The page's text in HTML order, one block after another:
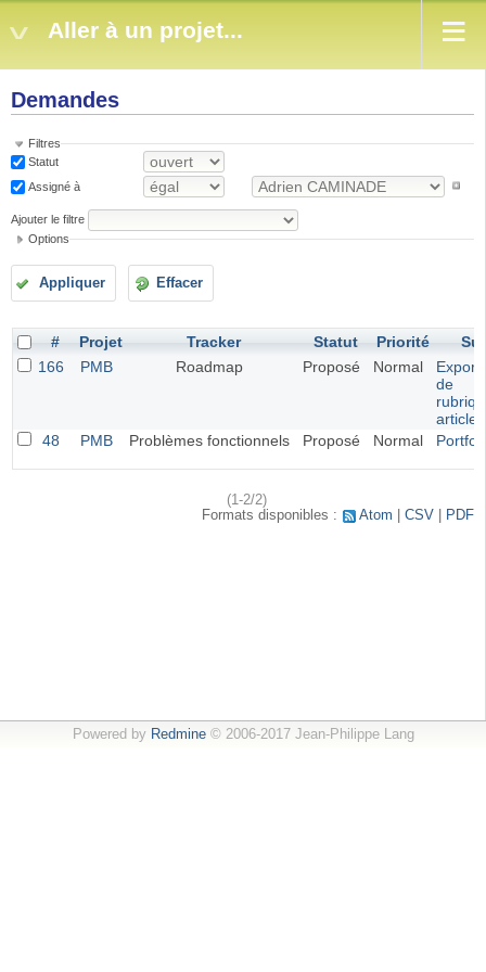
Aller à un projet...
Demandes
Filtres
Statut
Assigné à
Ajouter le filtre
Options
Appliquer Effacer
# Projet Tracker Statut Priorité
166
PMB Roadmap Proposé Normal
de
article
48
PMB Problèmes fonctionnels Proposé Normal
(1-2/2)
Formats disponibles :
Atom CSV PDF
Powered by Redmine© 2006-2017 Jean-Philippe Lang